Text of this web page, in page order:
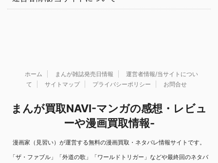
ホーム まんが雑誌発売日情報
運営者情報/当サイトについ
て
サイトマップ プライバシーポリシー お問合せ
まんが買取NAVI-マンガの感想・レビュ
ーや漫画買取情報-
漫画家（見習い）が運営する無料の漫画買取・ネタバレ情報サイトです。
「ザ・ファブル」「外道の歌」「ワールドトリガー」などや最終回のネタバ